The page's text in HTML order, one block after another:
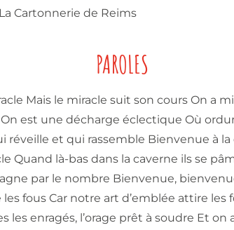
Cartonnerie de Reims
PAROLES
Mais le miracle suit son cours On a
est une décharge éclectique Où
réveille et qui rassemble Bienvenue à
Quand là-bas dans la caverne ils se
par le nombre Bienvenue,
fous Car notre art d’emblée attire les
enragés, l’orage prêt à soudre Et on